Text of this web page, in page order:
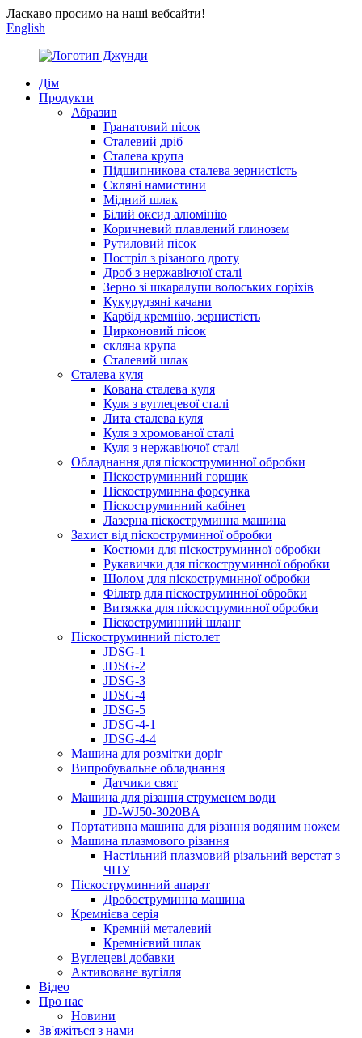
Ласкаво просимо на наші вебсайти!
English
Дім
Продукти
Абразив
Гранатовий пісок
Сталевий дріб
Сталева крупа
Підшипникова сталева зернистість
Скляні намистини
Мідний шлак
Білий оксид алюмінію
Коричневий плавлений глинозем
Рутиловий пісок
Постріл з різаного дроту
Дроб з нержавіючої сталі
Зерно зі шкаралупи волоських горіхів
Кукурудзяні качани
Карбід кремнію, зернистість
Цирконовий пісок
скляна крупа
Сталевий шлак
Сталева куля
Кована сталева куля
Куля з вуглецевої сталі
Лита сталева куля
Куля з хромованої сталі
Куля з нержавіючої сталі
Обладнання для піскоструминної обробки
Піскоструминний горщик
Піскоструминна форсунка
Піскоструминний кабінет
Лазерна піскоструминна машина
Захист від піскоструминної обробки
Костюми для піскоструминної обробки
Рукавички для піскоструминної обробки
Шолом для піскоструминної обробки
Фільтр для піскоструминної обробки
Витяжка для піскоструминної обробки
Піскоструминний шланг
Піскоструминний пістолет
JDSG-1
JDSG-2
JDSG-3
JDSG-4
JDSG-5
JDSG-4-1
JDSG-4-4
Машина для розмітки доріг
Випробувальне обладнання
Датчики свят
Машина для різання струменем води
JD-WJ50-3020BA
Портативна машина для різання водяним ножем
Машина плазмового різання
Настільний плазмовий різальний верстат з
ЧПУ
Піскоструминний апарат
Дробоструминна машина
Кремнієва серія
Кремній металевий
Кремнієвий шлак
Вуглецеві добавки
Активоване вугілля
Відео
Про нас
Новини
Зв'яжіться з нами